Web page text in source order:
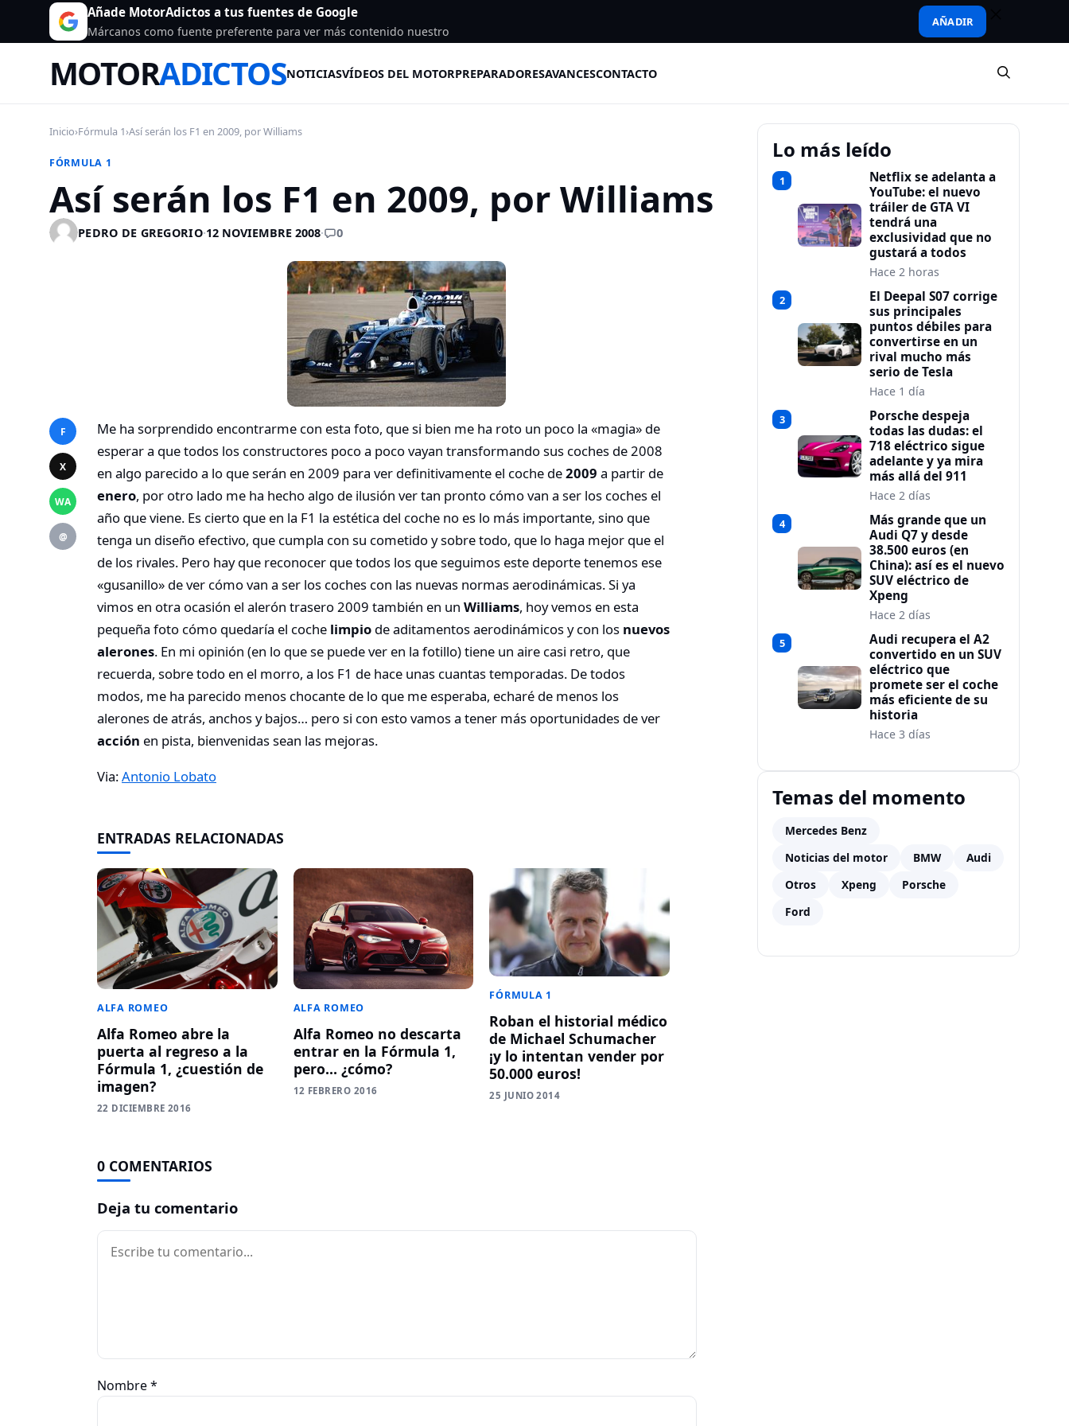
Añade MotorAdictos a tus fuentes de Google
Márcanos como fuente preferente para ver más contenido nuestro
AÑADIR
MOTORADICTOSNOTICIASVÍDEOS DEL MOTORPREPARADORESAVANCESCONTACTO
Inicio›Fórmula 1›Así serán los F1 en 2009, por Williams
FÓRMULA 1
Así serán los F1 en 2009, por Williams
PEDRO DE GREGORIO·12 NOVIEMBRE 2008· 0
F
X
WA
@
Me ha sorprendido encontrarme con esta foto, que si bien me ha roto un poco la «magia» de
esperar a que todos los constructores poco a poco vayan transformando sus coches de 2008
en algo parecido a lo que serán en 2009 para ver definitivamente el coche de2009 a partir de
enero, por otro lado me ha hecho algo de ilusión ver tan pronto cómo van a ser los coches el
año que viene. Es cierto que en la F1 la estética del coche no es lo más importante, sino que
tenga un diseño efectivo, que cumpla con su cometido y sobre todo, que lo haga mejor que el
de los rivales. Pero hay que reconocer que todos los que seguimos este deporte tenemos ese
«gusanillo» de ver cómo van a ser los coches con las nuevas normas aerodinámicas. Si ya
vimos en otra ocasión el alerón trasero 2009 también en un Williams, hoy vemos en esta
pequeña foto cómo quedaría el coche limpio de aditamentos aerodinámicos y con los nuevos
alerones. En mi opinión (en lo que se puede ver en la fotillo) tiene un aire casi retro, que
recuerda, sobre todo en el morro, a los F1 de hace unas cuantas temporadas. De todos
modos, me ha parecido menos chocante de lo que me esperaba, echaré de menos los
alerones de atrás, anchos y bajos… pero si con esto vamos a tener más oportunidades de ver
acción en pista, bienvenidas sean las mejoras.
Via:Antonio Lobato
ENTRADAS RELACIONADAS
ALFA ROMEO
Alfa Romeo abre la
puerta al regreso a la
Fórmula 1, ¿cuestión de
imagen?
22 DICIEMBRE 2016
ALFA ROMEO
Alfa Romeo no descarta
entrar en la Fórmula 1,
pero… ¿cómo?
12 FEBRERO 2016
FÓRMULA 1
Roban el historial médico
de Michael Schumacher
¡y lo intentan vender por
50.000 euros!
25 JUNIO 2014
0 COMENTARIOS
Deja tu comentario
Comentario
Nombre*
Lo más leído
1
Netflix se adelanta a
YouTube: el nuevo
tráiler de GTA VI
tendrá una
exclusividad que no
gustará a todos
Hace 2 horas
2
El Deepal S07 corrige
sus principales
puntos débiles para
convertirse en un
rival mucho más
serio de Tesla
Hace 1 día
3
Porsche despeja
todas las dudas: el
718 eléctrico sigue
adelante y ya mira
más allá del 911
Hace 2 días
4
Más grande que un
Audi Q7 y desde
38.500 euros (en
China): así es el nuevo
SUV eléctrico de
Xpeng
Hace 2 días
5
Audi recupera el A2
convertido en un SUV
eléctrico que
promete ser el coche
más eficiente de su
historia
Hace 3 días
Temas del momento
Mercedes Benz
Noticias del motor
BMW
Audi
Otros
Xpeng
Porsche
Ford